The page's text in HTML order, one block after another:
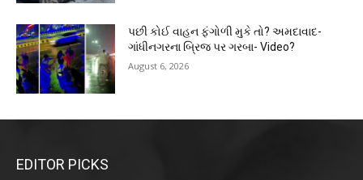
પછી કોઈ વાહન ફંગોળી મુકે તો? અમદાવાદ-
ગાંધીનગરના બ્રિજ પર ગરબા- Video?
August 6, 2026
EDITOR PICKS